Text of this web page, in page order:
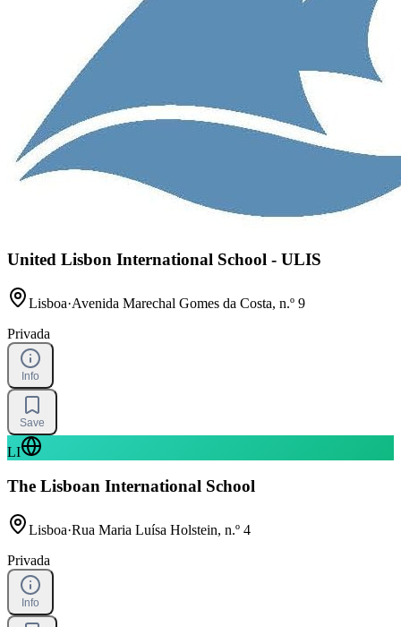
United Lisbon International School - ULIS
Lisboa·Avenida Marechal Gomes da Costa, n.º 9
Privada
Info
Save
LI
The Lisboan International School
Lisboa·Rua Maria Luísa Holstein, n.º 4
Privada
Info